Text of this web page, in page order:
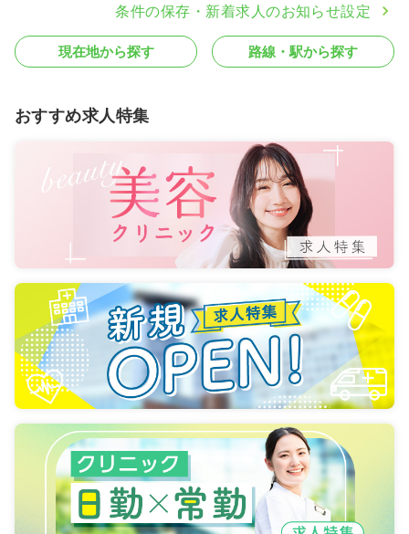
条件の保存・新着求人のお知らせ設定
現在地から探す 路線・駅から探す
おすすめ求人特集